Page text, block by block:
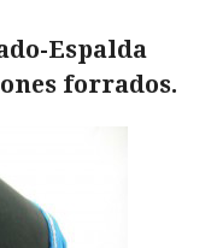
-Espalda
forrados.